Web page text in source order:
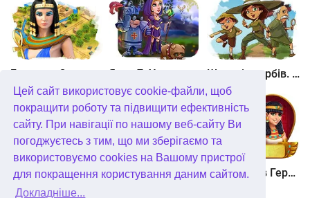
Цей сайт використовує cookie-файли, щоб
покращити роботу та підвищити ефективність
сайту. При навігації по нашому веб-сайту Ви
погоджуєтесь з тим, що ми зберігаємо та
використовуємо cookies на Вашому пристрої
для покращення користування даним сайтом.
Докладніше...
якщо є можливість її здійснити? Допоможіть нашій героїні
отримати безцінний досвід у престижних ресторанах Карлоса,
Софі та Луїджі, обслуговуючи клієнтів за обмежений час та
вдосконалюючи кулінарну майстерність.
Шукачі скарбів. Камінь душі
Шукачі скарбів. Сніжна королева. колекційне видання Алісія Квотермейн 3. Таємниця палаючого золота. колекційне видання 12 подвигів Геракла. Як я зустрів Мегару. колекційне видання